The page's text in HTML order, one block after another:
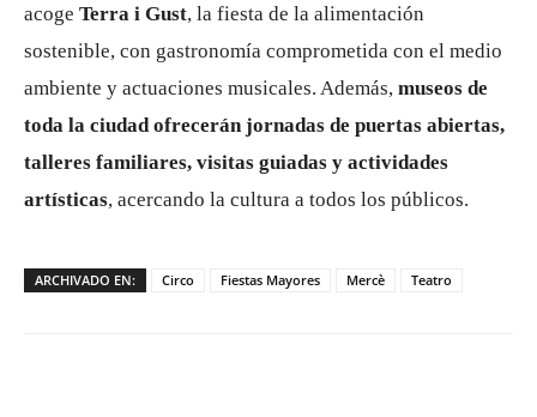
acoge Terra i Gust, la fiesta de la alimentación
sostenible, con gastronomía comprometida con el medio
ambiente y actuaciones musicales. Además, museos de
toda la ciudad ofrecerán jornadas de puertas abiertas,
talleres familiares, visitas guiadas y actividades
artísticas, acercando la cultura a todos los públicos.
ARCHIVADO EN: Circo Fiestas Mayores Mercè Teatro